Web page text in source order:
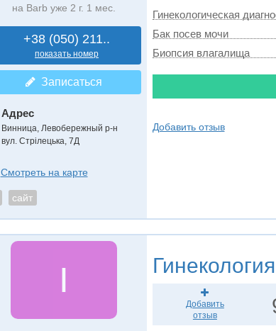
на Barb уже 2 г. 1 мес.
+38 (050) 211..
показать номер
Записаться
Адрес
Винница, Левобережный р-н
вул. Стрілецька, 7Д
Смотреть на карте
сайт
Гинекологическая
Бак посев мочи
Биопсия влагалища
Добавить отзыв
I Гинекология
Добавить
отзыв